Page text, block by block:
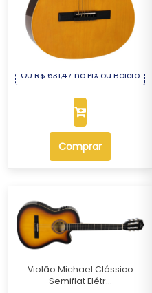
Violão Michael Clássico
Semiflat Elétr...
OU R$ 631,47 no PIX ou Boleto
Comprar
Violão Michael Clássico
Semiflat Elétr...